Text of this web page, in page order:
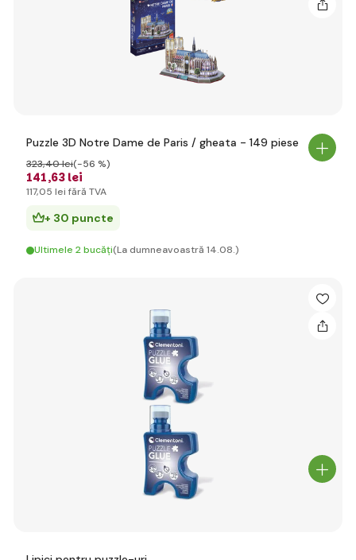
Puzzle 3D Notre Dame de Paris / gheata - 149 piese
141,63 lei
323,40 lei(-56 %)
117,05 lei fără TVA
+ 30 puncte
Ultimele 2 bucăți(La dumneavoastră 14.08.)